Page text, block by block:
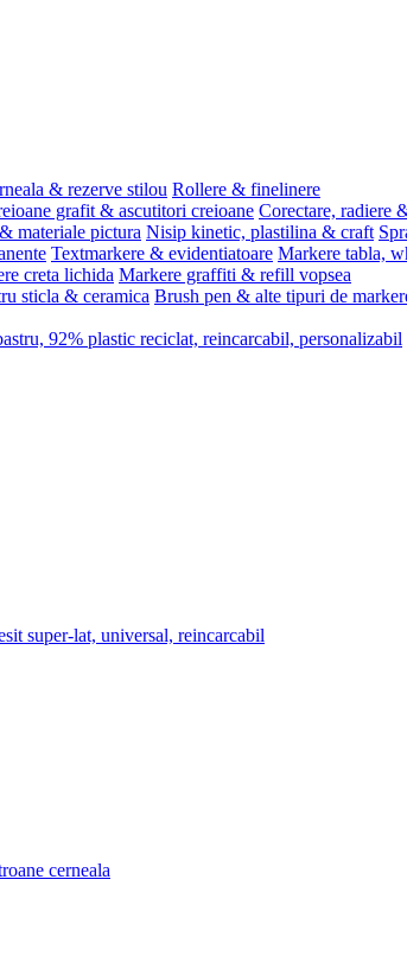
& rezerve stilou Rollere & finelinere
grafit & ascutitori creioane Corectare, radiere
materiale pictura Nisip kinetic, plastilina & craft
Textmarkere & evidentiatoare Markere tabla,
creta lichida Markere graffiti & refill vopsea
sticla & ceramica Brush pen & alte tipuri de
92% plastic reciclat, reincarcabil, personalizabil
super-lat, universal, reincarcabil
cerneala